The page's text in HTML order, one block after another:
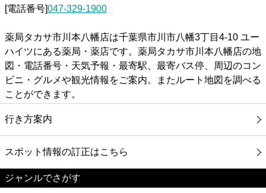
[電話番号]047-329-1900
薬局タカサ市川本八幡店は千葉県市川市八幡3丁目4-10 ユー
ハイツにある薬局・薬店です。薬局タカサ市川本八幡店の地
図・電話番号・天気予報・最寄駅、最寄バス停、周辺のコン
ビニ・グルメや観光情報をご案内。またルート地図を調べる
ことができます。
行き方案内
スポット情報の訂正はこちら
ジャンルでさがす